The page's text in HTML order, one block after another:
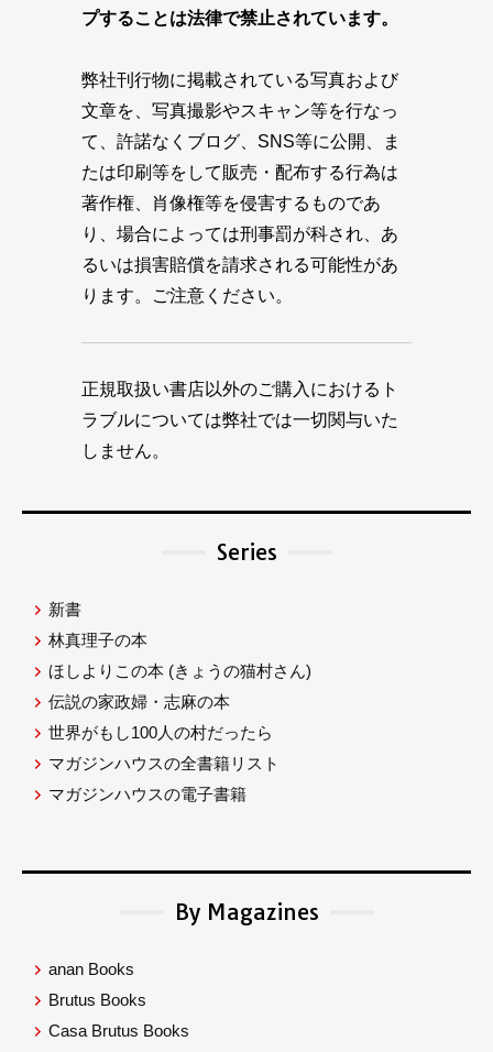
プすることは法律で禁止されています。
弊社刊行物に掲載されている写真および
文章を、写真撮影やスキャン等を行なっ
て、許諾なくブログ、SNS等に公開、ま
たは印刷等をして販売・配布する行為は
著作権、肖像権等を侵害するものであ
り、場合によっては刑事罰が科され、あ
るいは損害賠償を請求される可能性があ
ります。ご注意ください。
正規取扱い書店以外のご購入におけるト
ラブルについては弊社では一切関与いた
しません。
Series
新書
林真理子の本
ほしよりこの本 (きょうの猫村さん)
伝説の家政婦・志麻の本
世界がもし100人の村だったら
マガジンハウスの全書籍リスト
マガジンハウスの電子書籍
By Magazines
anan Books
Brutus Books
Casa Brutus Books